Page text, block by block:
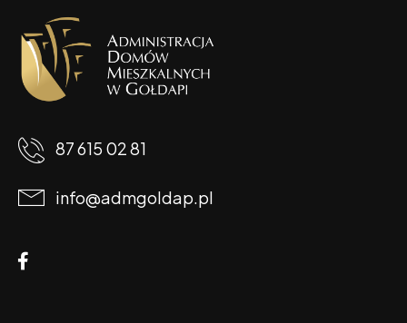
87 615 02 81
info@admgoldap.pl